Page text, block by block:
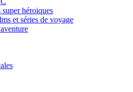
héroiques
et séries de voyage